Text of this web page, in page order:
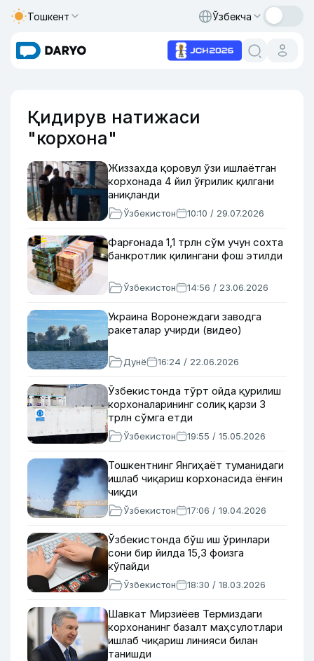
Тошкент Ўзбекча
Қидирув натижаси
"корхона"
Жиззахда қоровул ўзи ишлаётган
корхонада 4 йил ўғрилик қилгани
аниқланди
Ўзбекистон 10:10 / 29.07.2026
Фарғонада 1,1 трлн сўм учун сохта
банкротлик қилингани фош этилди
Ўзбекистон 14:56 / 23.06.2026
Украина Воронеждаги заводга
ракеталар учирди (видео)
Дунё 16:24 / 22.06.2026
Ўзбекистонда тўрт ойда қурилиш
корхоналарининг солиқ қарзи 3
трлн сўмга етди
Ўзбекистон 19:55 / 15.05.2026
Тошкентнинг Янгиҳаёт туманидаги
ишлаб чиқариш корхонасида ёнғин
чиқди
Ўзбекистон 17:06 / 19.04.2026
Ўзбекистонда бўш иш ўринлари
сони бир йилда 15,3 фоизга
кўпайди
Ўзбекистон 18:30 / 18.03.2026
Шавкат Мирзиёев Термиздаги
корхонанинг базалт маҳсулотлари
ишлаб чиқариш линияси билан
танишди